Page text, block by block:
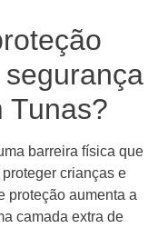
Tunas?
barreira física que
crianças e
proteção aumenta a
camada extra de